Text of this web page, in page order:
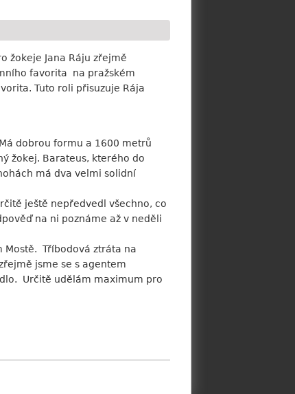
žokeje Jana Ráju zřejmě
favorita na pražském
Tuto roli přisuzuje Rája
dobrou formu a 1600 metrů
žokej. Barateus, kterého do
má dva velmi solidní
ještě nepředvedl všechno, co
na ni poznáme až v neděli
Mostě. Tříbodová ztráta na
jsme se s agentem
Určitě udělám maximum pro